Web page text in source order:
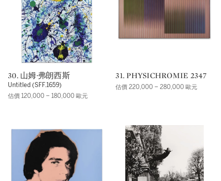
30. 山姆·弗朗西斯
Untitled (SFF.1659)
估價 120,000 – 180,000 歐元
31. PHYSICHROMIE 2347
估價 220,000 – 280,000 歐元